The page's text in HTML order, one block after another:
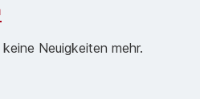
Neuigkeiten mehr.